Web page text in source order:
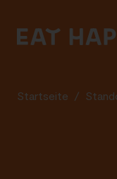
MAIN
Startseite /